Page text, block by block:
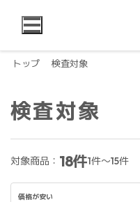
トップ 検査対象
検査対象
対象商品： 18件1件～15件
価格が安い